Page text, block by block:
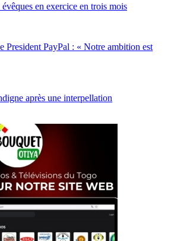
en exercice en trois mois
President PayPal : « Notre ambition est
après une interpellation